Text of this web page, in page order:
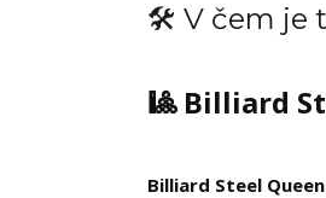
🛠️ V čem je
🎱 Billiard
Billiard Steel Queen